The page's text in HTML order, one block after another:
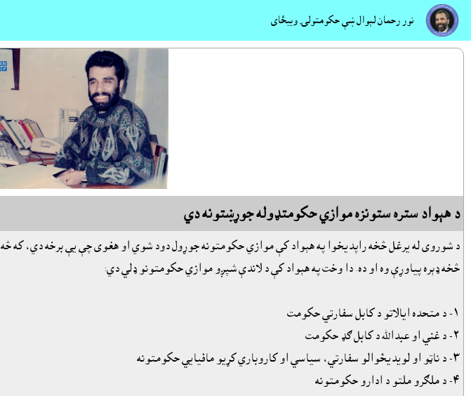
نور رحمان لېوال ښې حکومتولۍ ويبځاى
د هېواد ستره ستونزه موازي حکومتډوله جوړښتونه دي
د شوروى له يرغل څخه راپديخوا په هېواد کې موازي حکومتونه جوړول دود شوي او هغوى چې يې برخه دي، که څه
څخه ډېره پياوړې وه او ده. دا وخت په هېواد کې د لاندې شپږو موازي حکومتونو ډلي دي:
١- د متحده ايالاتو د کابل سفارتي حکومت
٢- د غني او عبدالله د کابل ګډ حکومت
٣- د ناټو او لويديځوالو سفارتي، سياسي او کاروباري کړيو مافيايي حکومتونه
٤- د ملګرو ملتو د ادارو حکومتونه